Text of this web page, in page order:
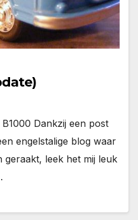
Dankzij een post
engelstalige blog waar
leek het mij leuk